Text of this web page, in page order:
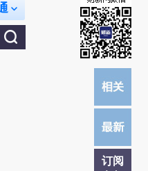
订阅